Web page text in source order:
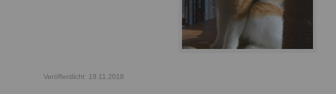
Veröffentlicht: 19.11.2018